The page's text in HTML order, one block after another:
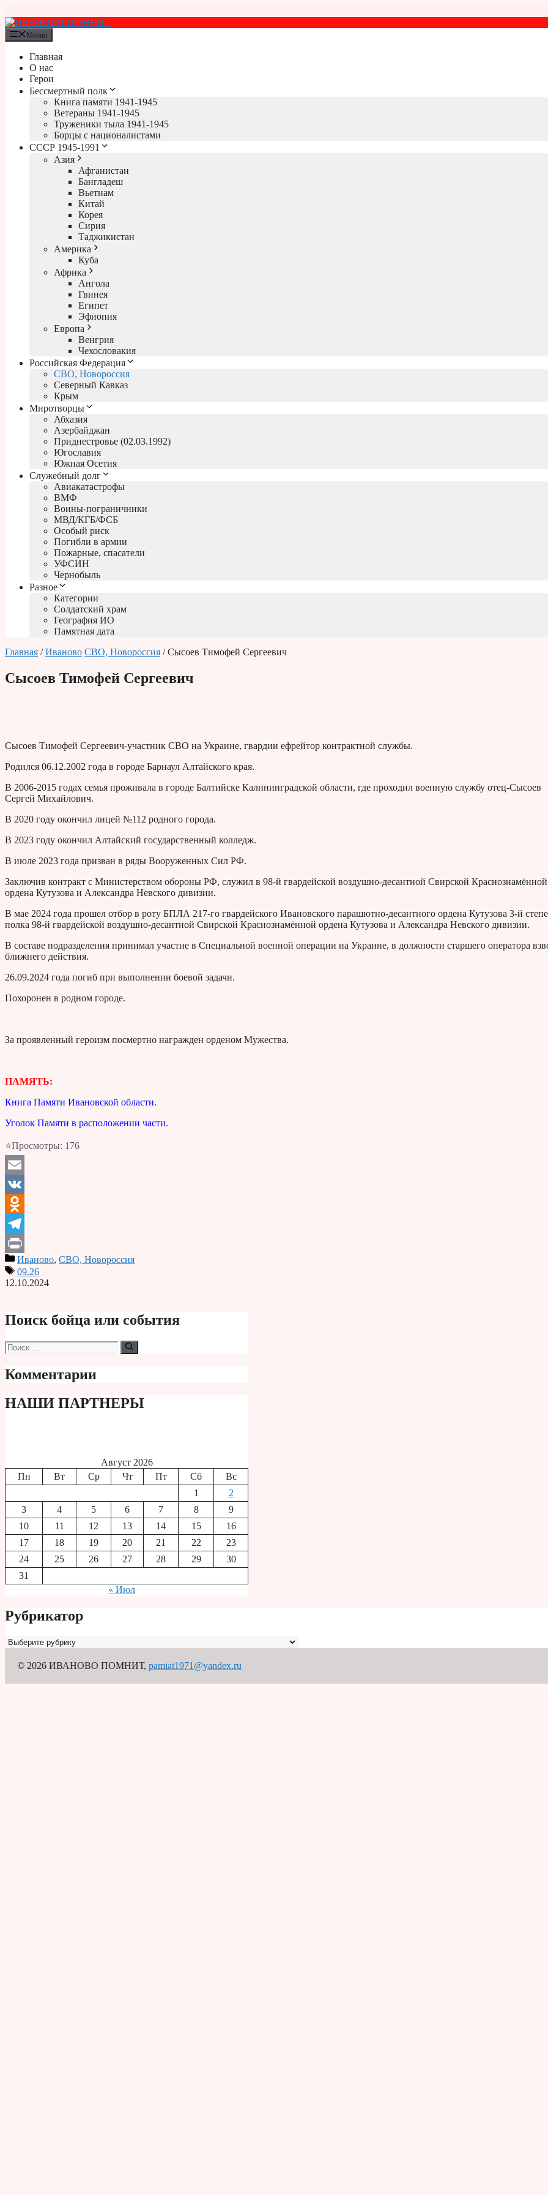
к
содержимому
Меню
Главная
О нас
Герои
Бессмертный полк
Книга памяти 1941-1945
Ветераны 1941-1945
Труженики тыла 1941-1945
Борцы с националистами
СССР 1945-1991
Азия
Афганистан
Бангладеш
Вьетнам
Китай
Корея
Сирия
Таджикистан
Америка
Куба
Африка
Ангола
Гвинея
Египет
Эфиопия
Европа
Венгрия
Чехословакия
Российская Федерация
СВО, Новороссия
Северный Кавказ
Крым
Миротворцы
Абхазия
Азербайджан
Приднестровье (02.03.1992)
Югославия
Южная Осетия
Служебный долг
Авиакатастрофы
ВМФ
Воины-пограничники
МВД/КГБ/ФСБ
Особый риск
Погибли в армии
Пожарные, спасатели
УФСИН
Чернобыль
Разное
Категории
Солдатский храм
География ИО
Памятная дата
Главная /Иваново СВО, Новороссия / Сысоев Тимофей Сергеевич
Сысоев Тимофей Сергеевич
Сысоев Тимофей Сергеевич-участник СВО на Украине, гвардии ефрейтор контрактной службы.
Родился 06.12.2002 года в городе Барнаул Алтайского края.
В 2006-2015 годах семья проживала в городе Балтийске Калининградской области, где проходил военную службу отец-Сысоев
Сергей Михайлович.
В 2020 году окончил лицей №112 родного города.
В 2023 году окончил Алтайский государственный колледж.
В июле 2023 года призван в ряды Вооруженных Сил РФ.
Заключив контракт с Министерством обороны РФ, служил в 98-й гвардейской воздушно-десантной Свирской Краснознамённой
ордена Кутузова и Александра Невского дивизии.
В мае 2024 года прошел отбор в роту БПЛА 217-го гвардейского Ивановского парашютно-десантного ордена Кутузова 3-й
полка 98-й гвардейской воздушно-десантной Свирской Краснознамённой ордена Кутузова и Александра Невского дивизии.
В составе подразделения принимал участие в Специальной военной операции на Украине, в должности старшего оператора
ближнего действия.
26.09.2024 года погиб при выполнении боевой задачи.
Похоронен в родном городе.
За проявленный героизм посмертно награжден орденом Мужества.
ПАМЯТЬ:
Книга Памяти Ивановской области.
Уголок Памяти в расположении части.
⭐Просмотры: 176
Email
VK
Odnoklassniki
Telegram
PrintИваново, СВО, Новороссия
09.26
12.10.2024
Поиск бойца или события
Поиск:
Комментарии
НАШИ ПАРТНЕРЫ
Август 2026
Пн
Вт Ср Чт Пт Сб
Вс
1
2
3
4 5 6 7 8
9
10
11 12 13 14 15
16
17
18 19 20 21 22
23
24
25 26 27 28 29
30
31
« Июл
Рубрикатор
Рубрикатор
© 2026 ИВАНОВО ПОМНИТ, pamiat1971@yandex.ru